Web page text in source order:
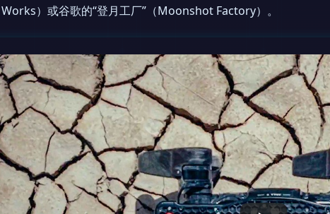
）或谷歌的“登月工厂”（Moonshot Factory）。